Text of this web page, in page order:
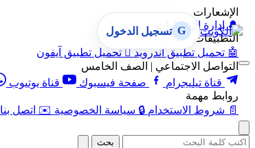
الإشعارات
🔔 إدارة الإشعارات
التطبيقات
🤖 تحميل تطبيق أندرويد  تحميل تطبيق آيفون
التواصل الاجتماعي | الصف الخامس
قناة تيليجرام
صفحة فيسبوك قناة يوتيوب
روابط مهمة
📄 شروط الاستخدام 🔒 سياسة الخصوصية ✉️ اتصل بنا
G تسجيل الدخول
بحث